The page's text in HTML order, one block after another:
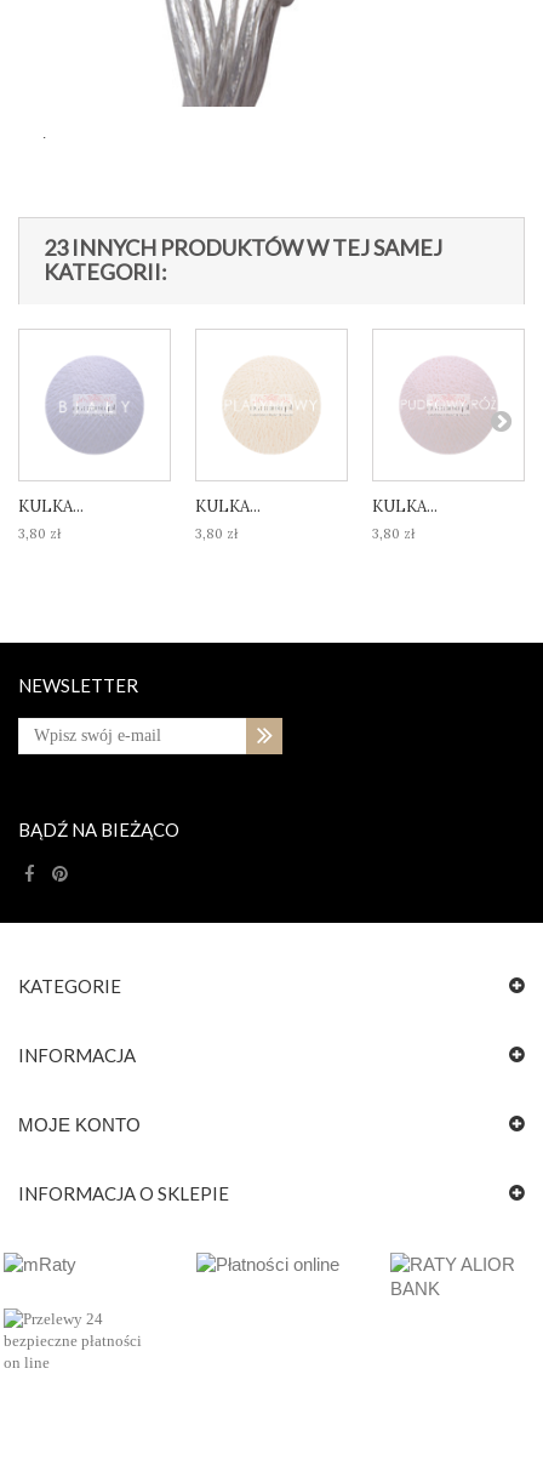
.
23 INNYCH PRODUKTÓW W TEJ SAMEJ
KATEGORII:
KULKA...
3,80 zł
KULKA...
3,80 zł
KULKA...
3,80 zł
NEWSLETTER
BĄDŹ NA BIEŻĄCO
KATEGORIE
INFORMACJA
MOJE KONTO
INFORMACJA O SKLEPIE